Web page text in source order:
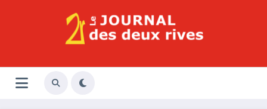
Le Journal des Deux Rives